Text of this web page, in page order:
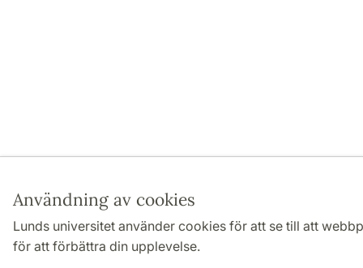
Användning av cookies
Lunds universitet använder cookies för att se till att
för att förbättra din upplevelse.